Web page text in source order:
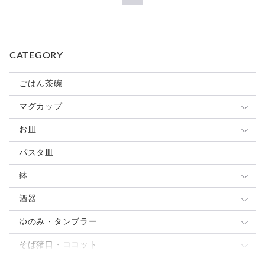
CATEGORY
ごはん茶碗
マグカップ
小さめマグ
大きめマグ
スープカップ
お皿
豆皿
取り皿 ケーキ皿
中皿
パスタ・カレー皿
パスタ皿
鉢
大鉢
中鉢
パスタ・カレー皿
酒器
ぐい呑・杯
とっくり・片口
ゆのみ・タンブラー
ゆのみ
そば猪口・ココット